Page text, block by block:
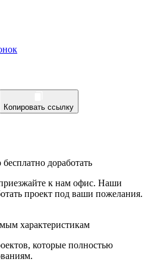
Копировать ссылку
доработать
к нам офис. Наши
проект под ваши пожелания.
характеристикам
которые полностью